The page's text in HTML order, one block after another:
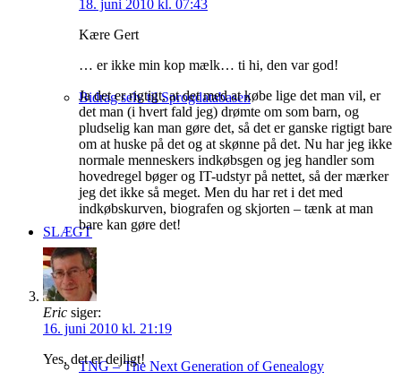
Bidrag selv til Sprogdatabasen
SLÆGT
TNG – The Next Generation of Genealogy
18. juni 2010 kl. 07:43
Kære Gert
… er ikke min kop mælk… ti hi, den var god!
Ja det er rigtigt, at det med at købe lige det man vil, er
det man (i hvert fald jeg) drømte om som barn, og
pludselig kan man gøre det, så det er ganske rigtigt bare
om at huske på det og at skønne på det. Nu har jeg ikke
normale menneskers indkøbsgen og jeg handler som
hovedregel bøger og IT-udstyr på nettet, så der mærker
jeg det ikke så meget. Men du har ret i det med
indkøbskurven, biografen og skjorten – tænk at man
bare kan gøre det!
Eric siger:
16. juni 2010 kl. 21:19
Yes, det er dejligt!